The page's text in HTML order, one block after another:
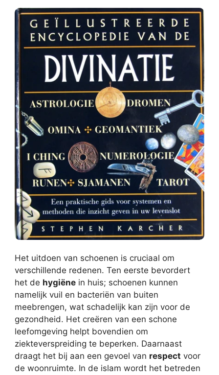
Het uitdoen van schoenen is cruciaal om
verschillende redenen. Ten eerste bevordert
het de hygiëne in huis; schoenen kunnen
namelijk vuil en bacteriën van buiten
meebrengen, wat schadelijk kan zijn voor de
gezondheid. Het creëren van een schone
leefomgeving helpt bovendien om
ziekteverspreiding te beperken. Daarnaast
draagt het bij aan een gevoel van respect voor
de woonruimte. In de islam wordt het betreden